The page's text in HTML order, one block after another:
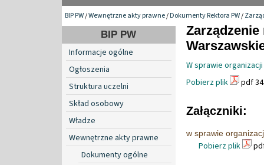
BIP PW/Wewnętrzne akty prawne/Dokumenty Rektora PW/
BIP PW
Informacje ogólne
Ogłoszenia
Struktura uczelni
Skład osobowy
Władze
Wewnętrzne akty prawne
Dokumenty ogólne
W sprawie
Pobierz plik
pdf
Załączniki:
w sprawie
Pobierz plik